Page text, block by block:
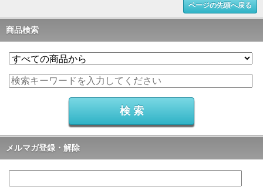
ページの先頭へ戻る
商品検索
メルマガ登録・解除